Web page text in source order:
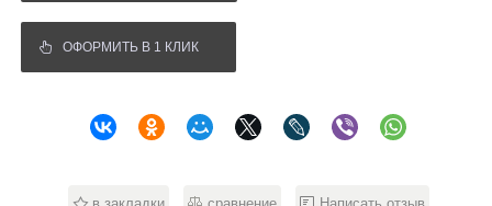
ОФОРМИТЬ В 1 КЛИК